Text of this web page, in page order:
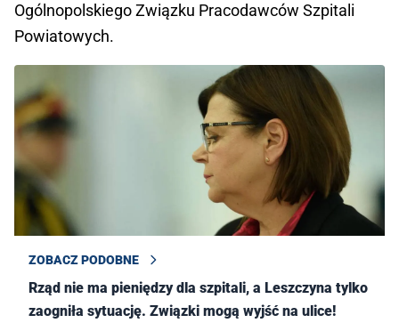
Ogólnopolskiego Związku Pracodawców Szpitali
Powiatowych.
ZOBACZ PODOBNE
Rząd nie ma pieniędzy dla szpitali, a Leszczyna tylko
zaogniła sytuację. Związki mogą wyjść na ulice!